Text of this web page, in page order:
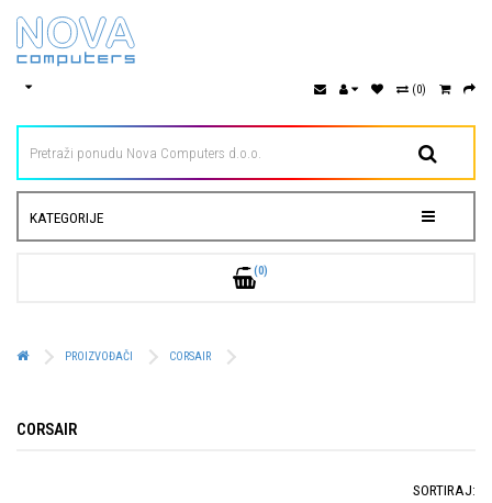
(0)
KATEGORIJE
(0)
PROIZVOĐAČI CORSAIR
CORSAIR
SORTIRAJ: